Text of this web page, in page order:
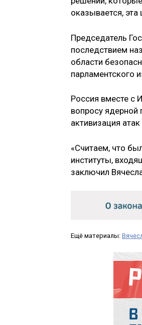
оказывается,
Председатель
последствием
области
парламентского
Россия вместе с
вопросу
активизация
«Считаем, что
институты,
заключил
Ещё материалы: